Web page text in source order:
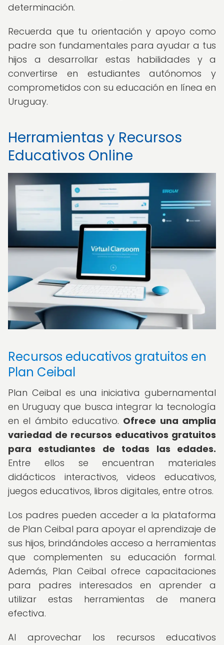
determinación.
Recuerda que tu orientación y apoyo como
padre son fundamentales para ayudar a tus
hijos a desarrollar estas habilidades y a
convertirse en estudiantes autónomos y
comprometidos con su educación en línea en
Uruguay.
Herramientas y Recursos
Educativos Online
Recursos educativos gratuitos en
Plan Ceibal
Plan Ceibal es una iniciativa gubernamental
en Uruguay que busca integrar la tecnología
en el ámbito educativo. Ofrece una amplia
variedad de recursos educativos gratuitos
para estudiantes de todas las edades.
Entre ellos se encuentran materiales
didácticos interactivos, videos educativos,
juegos educativos, libros digitales, entre otros.
Los padres pueden acceder a la plataforma
de Plan Ceibal para apoyar el aprendizaje de
sus hijos, brindándoles acceso a herramientas
que complementen su educación formal.
Además, Plan Ceibal ofrece capacitaciones
para padres interesados en aprender a
utilizar estas herramientas de manera
efectiva.
Al aprovechar los recursos educativos